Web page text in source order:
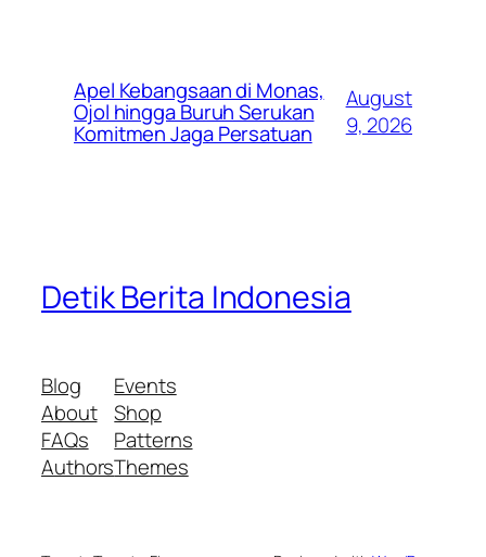
Apel Kebangsaan di Monas,
Ojol hingga Buruh Serukan
Komitmen Jaga Persatuan
August
9, 2026
Detik Berita Indonesia
Blog
About
FAQs
Authors
Events
Shop
Patterns
Themes